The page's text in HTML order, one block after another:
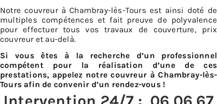
Notre couvreur à Chambray-lès-Tours est ainsi doté de
multiples compétences et fait preuve de polyvalence
pour effectuer tous vos travaux de couverture, prix
couvreur et au-delà.
Si vous êtes à la recherche d’un professionnel
compétent pour la réalisation d’une de ces
prestations, appelez notre couvreur à Chambray-lès-
Tours afin de convenir d’un rendez-vous !